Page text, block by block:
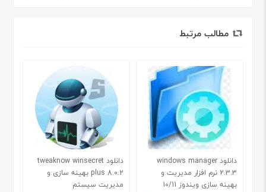
مطالب مرتبط
دانلود windows manager
2.3.3 نرم افزار مدیریت و
بهینه سازی ویندوز 10/11
دانلود tweaknow winsecret
plus 8.0.2 بهینه سازی و
مدیریت سیستم